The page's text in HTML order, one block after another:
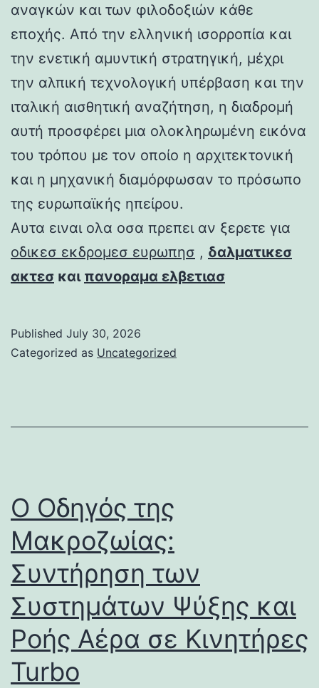
αναγκών και των φιλοδοξιών κάθε
εποχής. Από την ελληνική ισορροπία και
την ενετική αμυντική στρατηγική, μέχρι
την αλπική τεχνολογική υπέρβαση και την
ιταλική αισθητική αναζήτηση, η διαδρομή
αυτή προσφέρει μια ολοκληρωμένη εικόνα
του τρόπου με τον οποίο η αρχιτεκτονική
και η μηχανική διαμόρφωσαν το πρόσωπο
της ευρωπαϊκής ηπείρου.
Αυτα ειναι ολα οσα πρεπει αν ξερετε για
οδικεσ εκδρομεσ ευρωπησ , δαλματικεσ
ακτεσ και πανοραμα ελβετιασ
Published July 30, 2026
Categorized as Uncategorized
Ο Οδηγός της
Μακροζωίας:
Συντήρηση των
Συστημάτων Ψύξης και
Ροής Αέρα σε Κινητήρες
Turbo